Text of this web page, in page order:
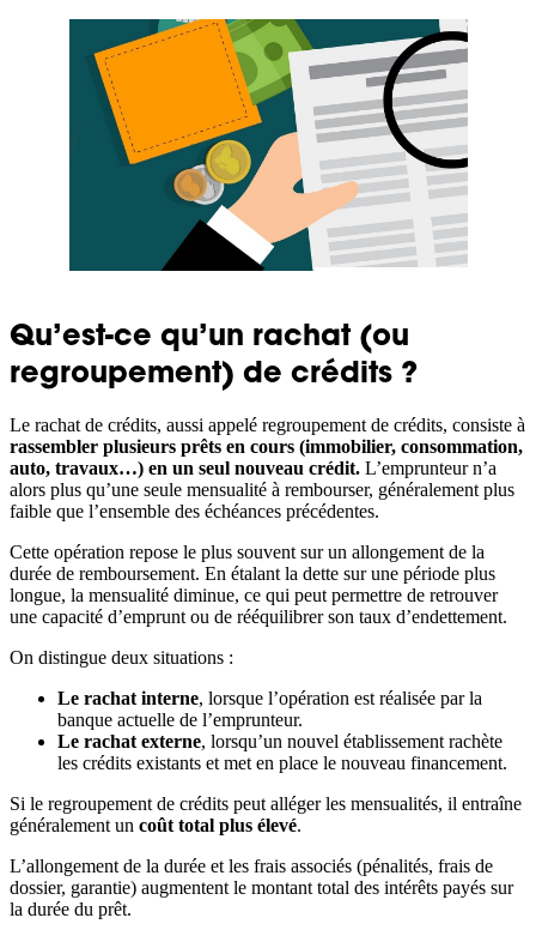
Qu’est-ce qu’un rachat (ou
regroupement) de crédits ?
Le rachat de crédits, aussi appelé regroupement de crédits, consiste à
rassembler plusieurs prêts en cours (immobilier, consommation,
auto, travaux…) en un seul nouveau crédit. L’emprunteur n’a
alors plus qu’une seule mensualité à rembourser, généralement plus
faible que l’ensemble des échéances précédentes.
Cette opération repose le plus souvent sur un allongement de la
durée de remboursement. En étalant la dette sur une période plus
longue, la mensualité diminue, ce qui peut permettre de retrouver
une capacité d’emprunt ou de rééquilibrer son taux d’endettement.
On distingue deux situations :
Le rachat interne, lorsque l’opération est réalisée par la
banque actuelle de l’emprunteur.
Le rachat externe, lorsqu’un nouvel établissement rachète
les crédits existants et met en place le nouveau financement.
Si le regroupement de crédits peut alléger les mensualités, il entraîne
généralement un coût total plus élevé.
L’allongement de la durée et les frais associés (pénalités, frais de
dossier, garantie) augmentent le montant total des intérêts payés sur
la durée du prêt.